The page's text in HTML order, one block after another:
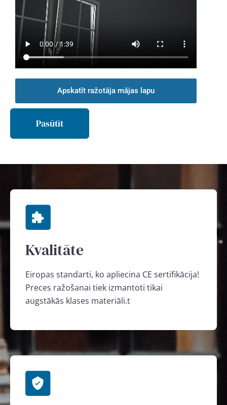
Apskatīt ražotāja mājas lapu
Pasūtīt
Kvalitāte
Eiropas standarti, ko apliecina CE sertifikācija!
Preces ražošanai tiek izmantoti tikai
augstākās klases materiāli.t